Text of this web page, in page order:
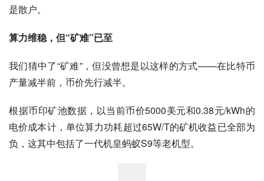
是散户。
算力维稳，但“矿难”已至
我们猜中了“矿难”，但没曾想是以这样的方式——在比特币
产量减半前，币价先行减半。
根据币印矿池数据，以当前币价5000美元和0.38元/kWh的
电价成本计，单位算力功耗超过65W/T的矿机收益已全部为
负，这其中包括了一代机皇蚂蚁S9等老机型。